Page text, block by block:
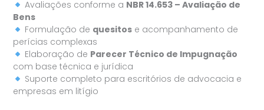
Avaliações conforme a NBR 14.653 – Avaliação de
Bens
Formulação de quesitos e acompanhamento de
perícias complexas
Elaboração de Parecer Técnico de Impugnação
com base técnica e jurídica
Suporte completo para escritórios de advocacia e
empresas em litígio